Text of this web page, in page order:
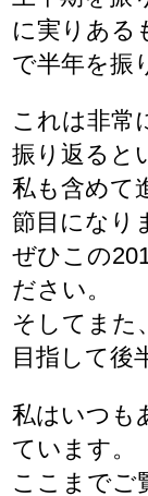
に実りある
で半年を振
これは非常
振り返ると
私も含めて
節目になり
ぜひこの
ださい。
そしてまた
目指して後
私はいつも
ています。
ここまでご